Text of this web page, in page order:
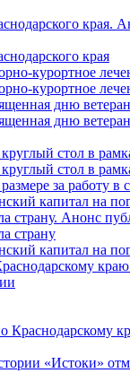
края.
края
курортное
курортное
дню
дню
стол в
стол в
за работу в
капитал
страну. Анонс
страну
капитал на
«Истоки»